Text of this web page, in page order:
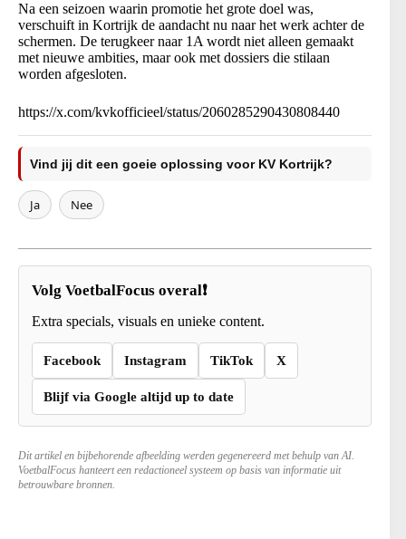
Na een seizoen waarin promotie het grote doel was,
verschuift in Kortrijk de aandacht nu naar het werk achter de
schermen. De terugkeer naar 1A wordt niet alleen gemaakt
met nieuwe ambities, maar ook met dossiers die stilaan
worden afgesloten.
https://x.com/kvkofficieel/status/2060285290430808440
Vind jij dit een goeie oplossing voor KV Kortrijk?
Ja Nee
Volg VoetbalFocus overal❗
Extra specials, visuals en unieke content.
Facebook Instagram TikTok X
Blijf via Google altijd up to date
Dit artikel en bijbehorende afbeelding werden gegenereerd met behulp van AI.
VoetbalFocus hanteert een redactioneel systeem op basis van informatie uit
betrouwbare bronnen.